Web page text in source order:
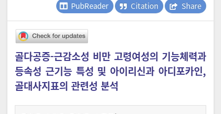
PubReader Citation Share
골다공증-근감소성 비만 고령여성의 기능체력과
등속성 근기능 특성 및 아이리신과 아디포카인,
골대사지표의 관련성 분석